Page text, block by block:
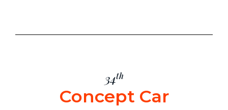
34th
Concept Car